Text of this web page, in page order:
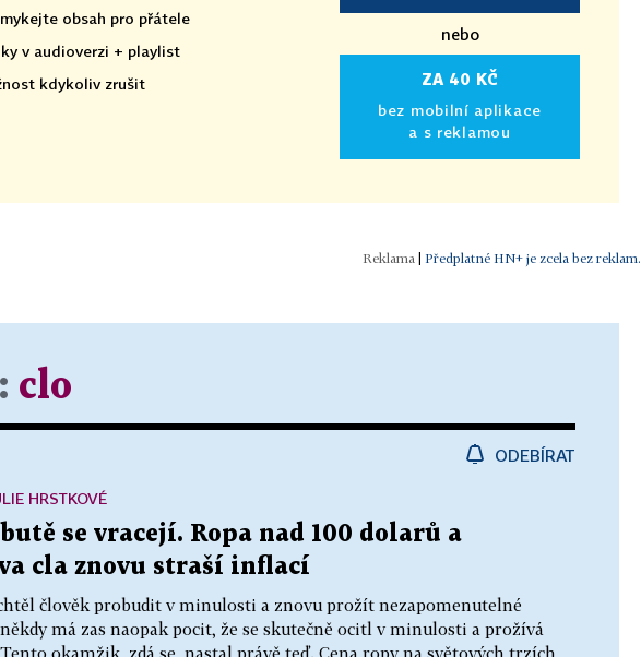
obsah pro přátele
v audioverzi + playlist
kdykoliv zrušit
nebo
ZA 40 KČ
bez mobilní aplikace
a s reklamou
| Předplatné HN+ je zcela bez reklam.
clo
ODEBÍRAT
se vracejí. Ropa nad 100 dolarů a
cla znovu straší inflací
člověk probudit v minulosti a znovu prožít nezapomenutelné
má zas naopak pocit, že se skutečně ocitl v minulosti a prožívá
okamžik, zdá se, nastal právě teď. Cena ropy na světových trzích
HRSTKOVÉ